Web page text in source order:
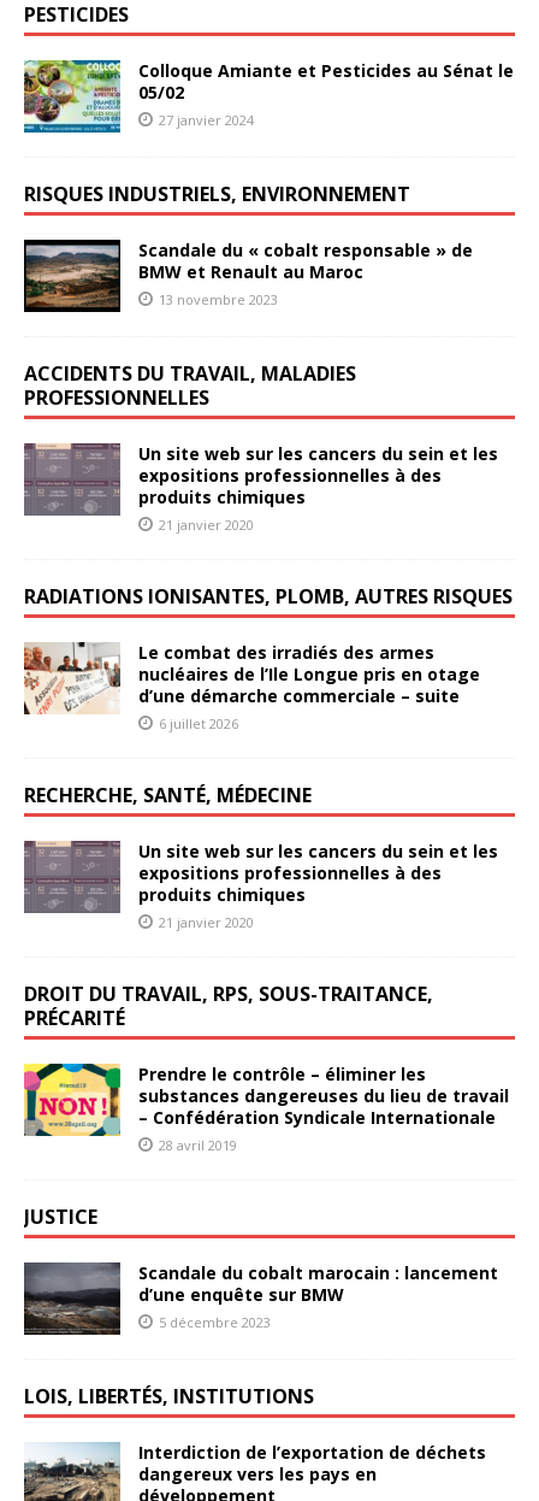
PESTICIDES
Colloque Amiante et Pesticides au Sénat le
05/02
27 janvier 2024
RISQUES INDUSTRIELS, ENVIRONNEMENT
Scandale du « cobalt responsable » de
BMW et Renault au Maroc
13 novembre 2023
ACCIDENTS DU TRAVAIL, MALADIES
PROFESSIONNELLES
Un site web sur les cancers du sein et les
expositions professionnelles à des
produits chimiques
21 janvier 2020
RADIATIONS IONISANTES, PLOMB, AUTRES RISQUES
Le combat des irradiés des armes
nucléaires de l’Ile Longue pris en otage
d’une démarche commerciale – suite
6 juillet 2026
RECHERCHE, SANTÉ, MÉDECINE
Un site web sur les cancers du sein et les
expositions professionnelles à des
produits chimiques
21 janvier 2020
DROIT DU TRAVAIL, RPS, SOUS-TRAITANCE,
PRÉCARITÉ
Prendre le contrôle – éliminer les
substances dangereuses du lieu de travail
– Confédération Syndicale Internationale
28 avril 2019
JUSTICE
Scandale du cobalt marocain : lancement
d’une enquête sur BMW
5 décembre 2023
LOIS, LIBERTÉS, INSTITUTIONS
Interdiction de l’exportation de déchets
dangereux vers les pays en
développement